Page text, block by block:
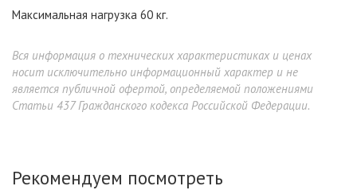
Максимальная нагрузка 60 кг.
Вся информация о технических характеристиках и ценах
носит исключительно информационный характер и не
является публичной офертой, определяемой положениями
Статьи 437 Гражданского кодекса Российской Федерации.
Рекомендуем посмотреть